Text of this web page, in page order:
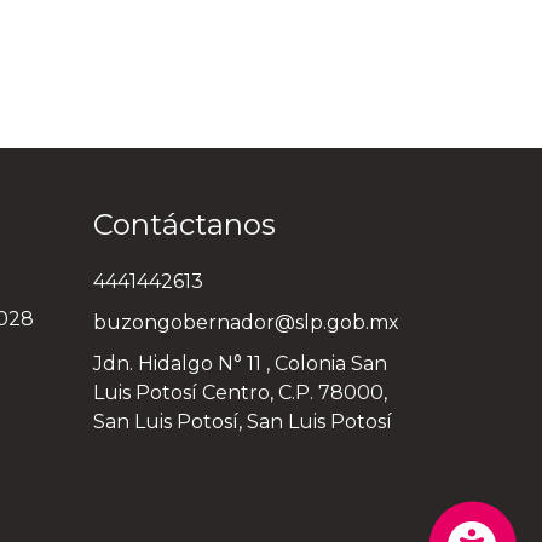
Contáctanos
4441442613
buzongobernador@slp.gob.mx
Jdn. Hidalgo N° 11 , Colonia San
Luis Potosí Centro, C.P. 78000,
San Luis Potosí, San Luis Potosí